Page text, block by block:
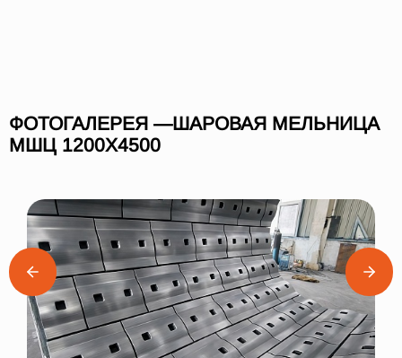
ФОТОГАЛЕРЕЯ —ШАРОВАЯ МЕЛЬНИЦА
МШЦ 1200Х4500